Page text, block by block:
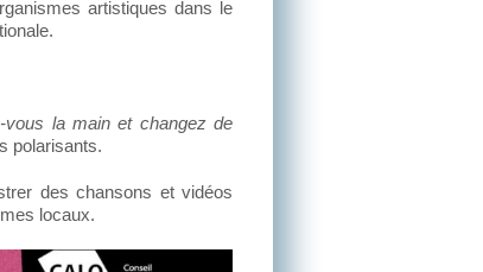
artistiques dans le
vous la main et changez de
polarisants.
des chansons et vidéos
locaux.